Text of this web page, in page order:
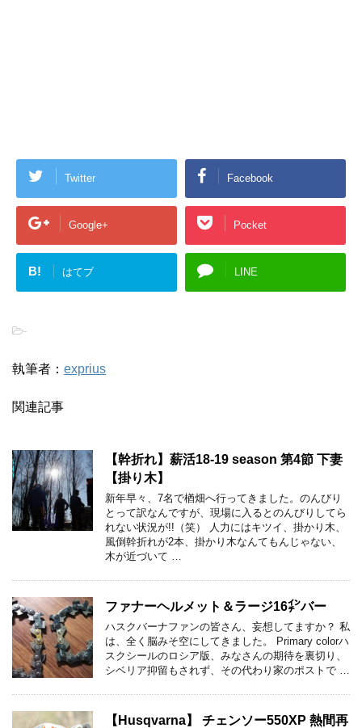
Twitter Facebook
Google+ Pocket
B! はてブ LINE
-
執筆者： exprius
関連記事
【幹折れ】薪活18-19 season 第4節 下妻
【掛り木】
新年早々、7名で楢畑へ行ってきました。のんびり
とって訳なんですが、現場に入るとのんびりしてら
れない状況が!!（笑） 人力にはキツイ、掛かり木、
風倒幹折れが2本、掛かり木なんてもんじゃない、
木が近づいて …
ファナーヘルメット＆ラージ16㌅バー
ハスクバーナファンの皆さん、妄想してますか？ 私
は、全く脳みそ空にしてきました。 Primary colorハ
スクシールのロシア版、みなさんの期待を裏切り、
シベリア抑留もされず、その代わり家のポストで …
【Husqvarna】 チェンソー550XP 熱間再